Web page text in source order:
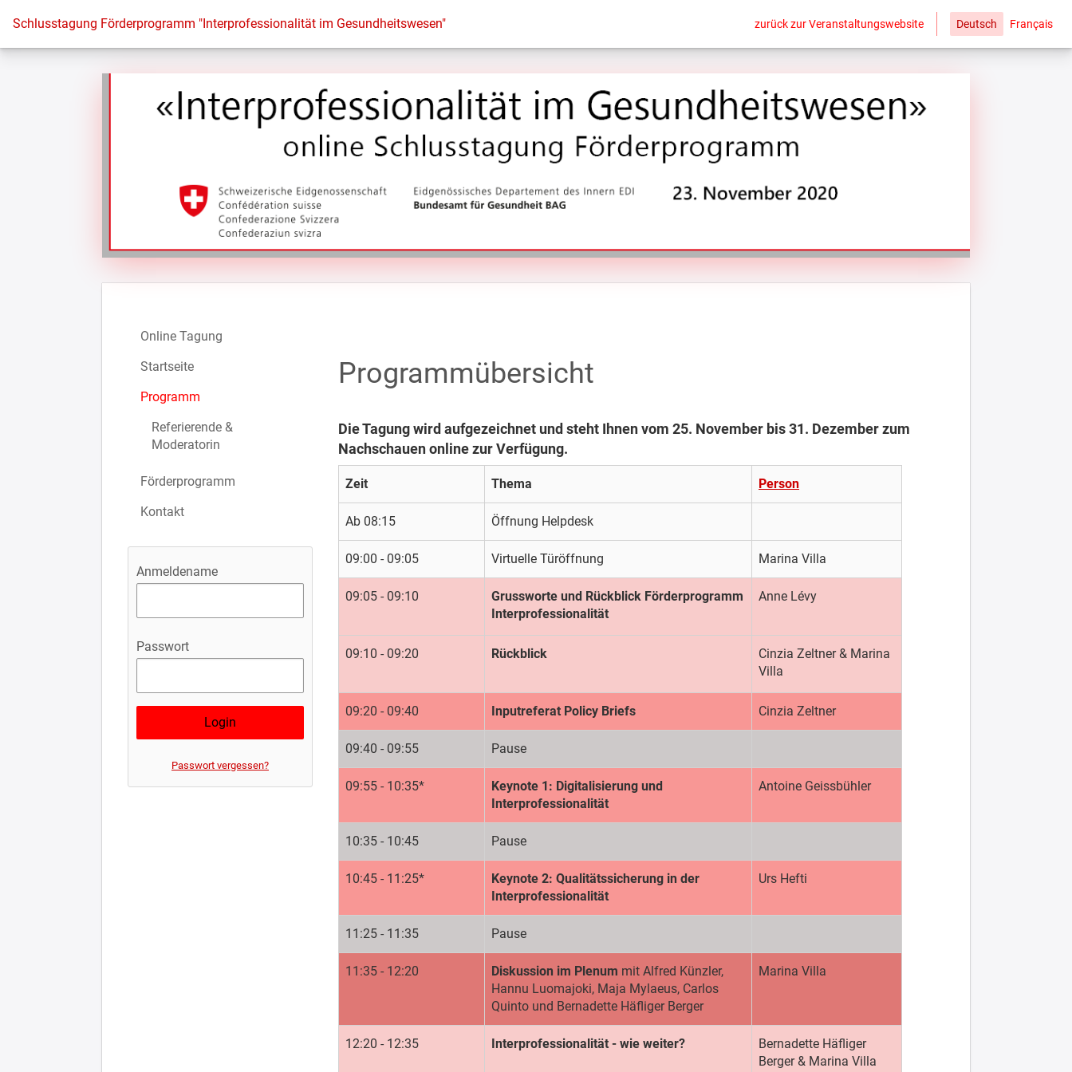
Zur Startseite
Schlusstagung Förderprogramm "Interprofessionalität im Gesundheitswesen" zurück zur Veranstaltungswebsite Deutsch Français
Online Tagung
Startseite
Programm
Referierende &
Moderatorin
Förderprogramm
Kontakt
Anmeldename
Passwort
Passwort vergessen?
Programmübersicht
Die Tagung wird aufgezeichnet und steht Ihnen vom 25. November bis 31. Dezember zum
Nachschauen online zur Verfügung.
Zeit Thema Person
Ab 08:15 Öffnung Helpdesk
09:00 - 09:05 Virtuelle Türöffnung Marina Villa
09:05 - 09:10
Grussworte und Rückblick Förderprogramm
Interprofessionalität
Anne Lévy
09:10 - 09:20 Rückblick
Cinzia Zeltner & Marina
Villa
09:20 - 09:40 Inputreferat Policy Briefs Cinzia Zeltner
09:40 - 09:55 Pause
09:55 - 10:35*
Keynote 1: Digitalisierung und
Interprofessionalität
Antoine Geissbühler
10:35 - 10:45 Pause
10:45 - 11:25*
Keynote 2: Qualitätssicherung in der
Interprofessionalität
Urs Hefti
11:25 - 11:35 Pause
11:35 - 12:20 Diskussion im Plenum mit Alfred Künzler,
Hannu Luomajoki, Maja Mylaeus, Carlos
Quinto und Bernadette Häfliger Berger
Marina Villa
12:20 - 12:35 Interprofessionalität - wie weiter?
Bernadette Häfliger
Berger & Marina Villa